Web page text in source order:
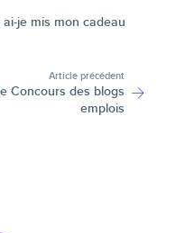
je mis mon cadeau
Article précédent
Concours des blogs
emplois